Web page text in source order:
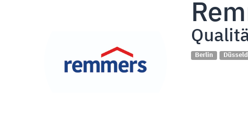
Berlin